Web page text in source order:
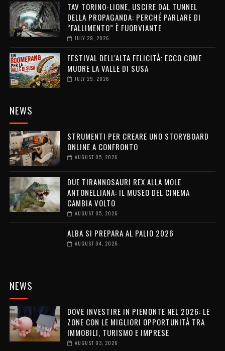
TAV TORINO-LIONE, USCIRE DAL TUNNEL
DELLA PROPAGANDA: PERCHÉ PARLARE DI
“FALLIMENTO” È FUORVIANTE
JULY 29, 2026
FESTIVAL DELL'ALTA FELICITÀ: ECCO COME
MUORE LA VALLE DI SUSA
JULY 29, 2026
NEWS
STRUMENTI PER CREARE UNO STORYBOARD
ONLINE A CONFRONTO
AUGUST 05, 2026
DUE TIRANNOSAURI REX ALLA MOLE
ANTONELLIANA: IL MUSEO DEL CINEMA
CAMBIA VOLTO
AUGUST 05, 2026
ALBA SI PREPARA AL PALIO 2026
AUGUST 04, 2026
NEWS
DOVE INVESTIRE IN PIEMONTE NEL 2026: LE
ZONE CON LE MIGLIORI OPPORTUNITÀ TRA
IMMOBILI, TURISMO E IMPRESE
AUGUST 03, 2026